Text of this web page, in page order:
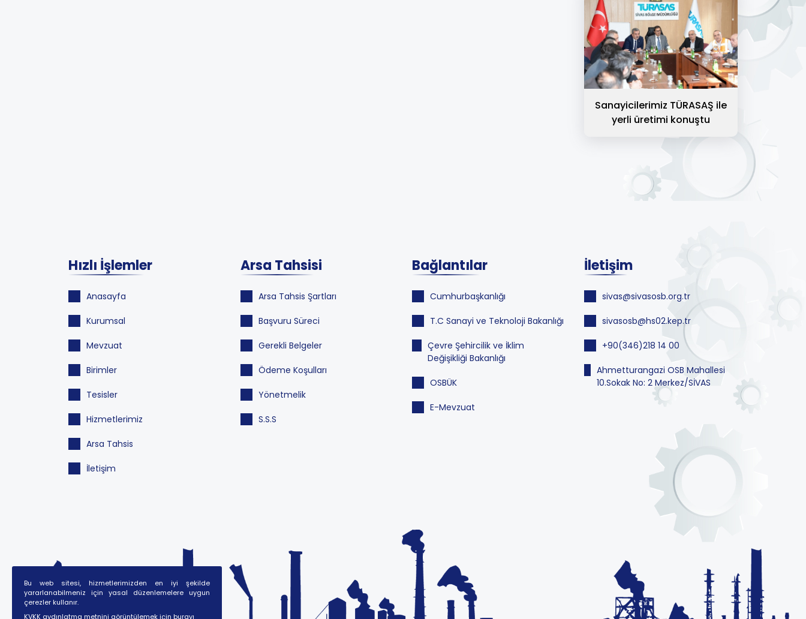
Sanayicilerimiz TÜRASAŞ ile
yerli üretimi konuştu
Hızlı İşlemler
Anasayfa
Kurumsal
Mevzuat
Birimler
Tesisler
Hizmetlerimiz
Arsa Tahsis
İletişim
Arsa Tahsisi
Arsa Tahsis Şartları
Başvuru Süreci
Gerekli Belgeler
Ödeme Koşulları
Yönetmelik
S.S.S
Bağlantılar
Cumhurbaşkanlığı
T.C Sanayi ve Teknoloji Bakanlığı
Çevre Şehircilik ve İklim
Değişikliği Bakanlığı
OSBÜK
E-Mevzuat
İletişim
sivas@sivasosb.org.tr
sivasosb@hs02.kep.tr
+90(346)218 14 00
Ahmetturangazi OSB Mahallesi
10.Sokak No: 2 Merkez/SİVAS
Bu web sitesi, hizmetlerimizden en iyi şekilde
yararlanabilmeniz için yasal düzenlemelere uygun
çerezler kullanır.
KVKK aydınlatma metnini görüntülemek için burayı